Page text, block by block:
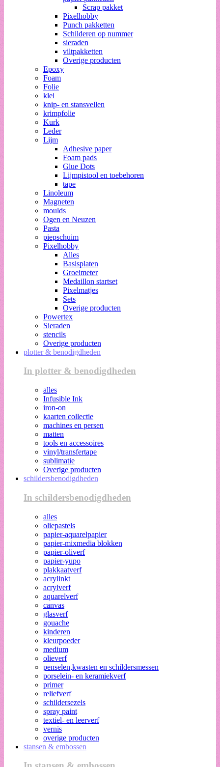
Scrap pakket
Pixelhobby
Punch pakketten
Schilderen op nummer
sieraden
viltpakketten
Overige producten
Epoxy
Foam
Folie
klei
knip- en stansvellen
krimpfolie
Kurk
Leder
Lijm
Adhesive paper
Foam pads
Glue Dots
Lijmpistool en toebehoren
tape
Linoleum
Magneten
moulds
Ogen en Neuzen
Pasta
piepschuim
Pixelhobby
Alles
Basisplaten
Groeimeter
Medaillon startset
Pixelmatjes
Sets
Overige producten
Powertex
Sieraden
stencils
Overige producten
plotter & benodigdheden
In plotter & benodigdheden
alles
Infusible Ink
iron-on
kaarten collectie
machines en persen
matten
tools en accessoires
vinyl/transfertape
sublimatie
Overige producten
schildersbenodigdheden
In schildersbenodigdheden
alles
oliepastels
papier-aquarelpapier
papier-mixmedia blokken
papier-oliverf
papier-yupo
plakkaatverf
acrylinkt
acrylverf
aquarelverf
canvas
glasverf
gouache
kinderen
kleurpoeder
medium
olieverf
penselen,kwasten en schildersmessen
porselein- en keramiekverf
primer
reliefverf
schildersezels
spray paint
textiel- en leerverf
vernis
overige producten
stansen & embossen